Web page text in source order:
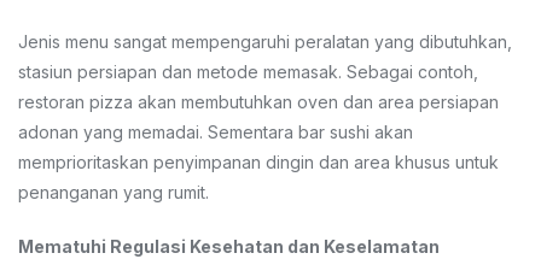
Jenis menu sangat mempengaruhi peralatan yang dibutuhkan,
stasiun persiapan dan metode memasak. Sebagai contoh,
restoran pizza akan membutuhkan oven dan area persiapan
adonan yang memadai. Sementara bar sushi akan
memprioritaskan penyimpanan dingin dan area khusus untuk
penanganan yang rumit.
Mematuhi Regulasi Kesehatan dan Keselamatan